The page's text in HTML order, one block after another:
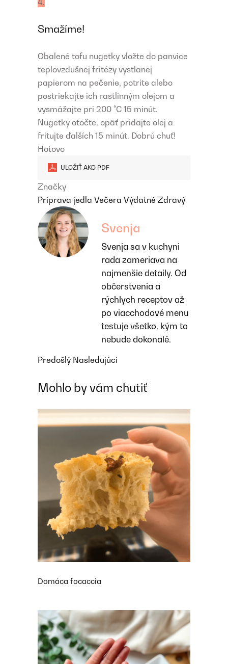
4.
Smažíme!
Obalené tofu nugetky vložte do panvice
teplovzdušnej fritézy vystlanej
papierom na pečenie, potrite alebo
postriekajte ich rastlinným olejom a
vysmážajte pri 200 °C 15 minút.
Nugetky otočte, opäť pridajte olej a
fritujte ďalších 15 minút. Dobrú chuť!
Hotovo
ULOŽIŤ AKO PDF
Značky
Príprava jedla Večera Výdatné Zdravý
Svenja
Svenja sa v kuchyni
rada zameriava na
najmenšie detaily. Od
občerstvenia a
rýchlych receptov až
po viacchodové menu
testuje všetko, kým to
nebude dokonalé.
Predošlý Nasledujúci
Mohlo by vám chutiť
Domáca focaccia